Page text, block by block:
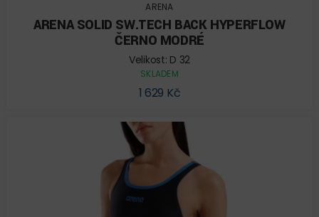
ARENA
ARENA SOLID SW.TECH BACK HYPERFLOW
ČERNO MODRÉ
Velikost: D 32
SKLADEM
1 629 Kč